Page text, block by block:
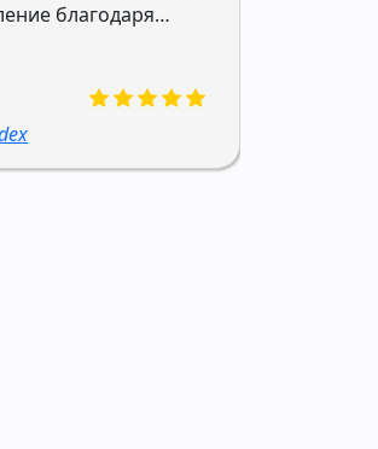
благодаря
мест.
воспользоваться
Отдельное